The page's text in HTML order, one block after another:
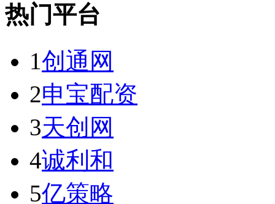
热门平台
1创通网
2申宝配资
3天创网
4诚利和
5亿策略